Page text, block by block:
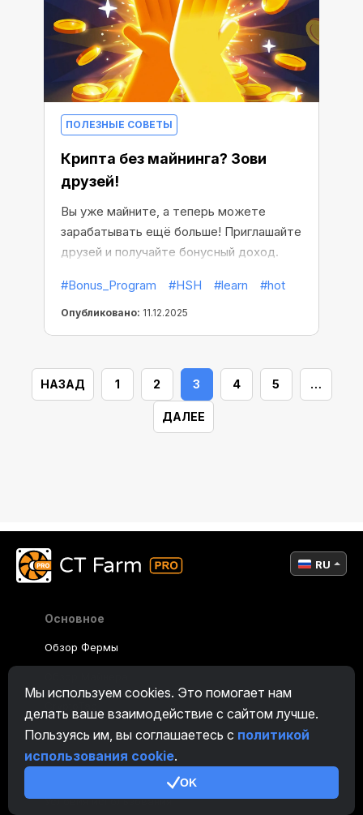
ПОЛЕЗНЫЕ СОВЕТЫ
Крипта без майнинга? Зови
друзей!
Вы уже майните, а теперь можете
зарабатывать ещё больше! Приглашайте
друзей и получайте бонусный доход.
#Bonus_Program #HSH #learn #hot
Опубликовано: 11.12.2025
НАЗАД 1 2 3 4 5 …
ДАЛЕЕ
Мы используем cookies. Это помогает нам
делать ваше взаимодействие с сайтом лучше.
Пользуясь им, вы соглашаетесь с политикой
использования cookie.
OK
Основное
Обзор Фермы
Партнерская Программа
Условия использования
RU